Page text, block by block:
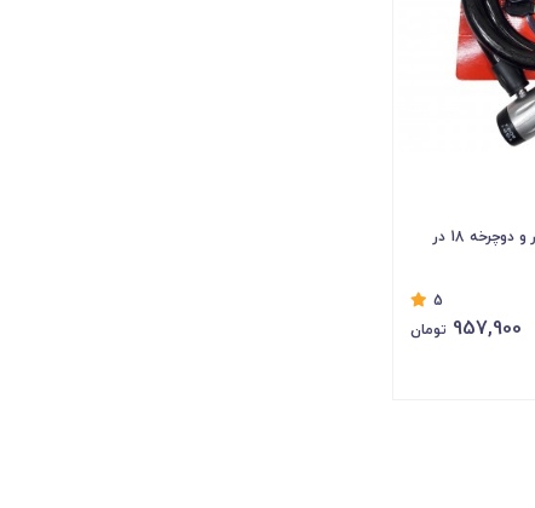
قفل سیم بکسلی موتور و دوچرخه 18 در
5
957,900 تومان